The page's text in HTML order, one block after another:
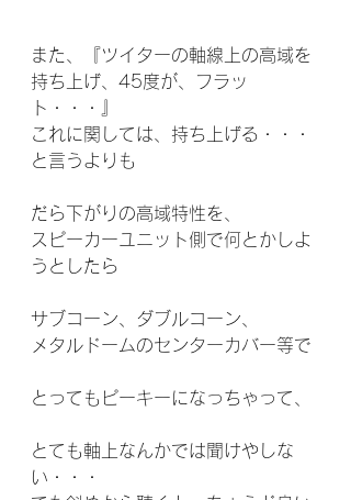
また、『ツイターの軸線上の高域を
持ち上げ、45度が、フラッ
ト・・・』
これに関しては、持ち上げる・・・
と言うよりも
だら下がりの高域特性を、
スピーカーユニット側で何とかしよ
うとしたら
サブコーン、ダブルコーン、
メタルドームのセンターカバー等で
とってもピーキーになっちゃって、
とても軸上なんかでは聞けやしな
い・・・